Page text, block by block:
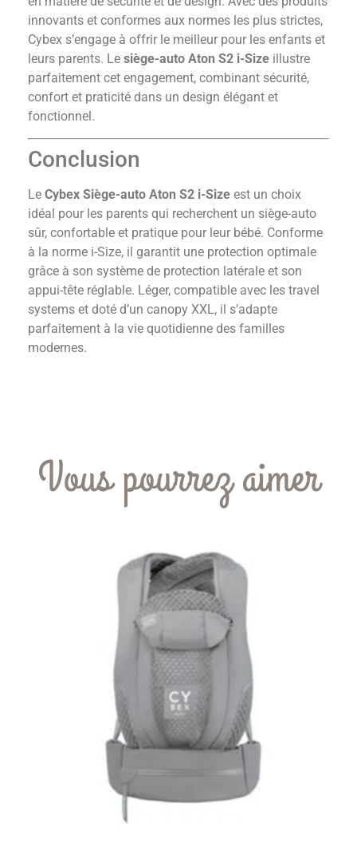
innovants et conformes aux normes les plus strictes,
Cybex s’engage à offrir le meilleur pour les enfants et
leurs parents. Le siège-auto Aton S2 i-Size illustre
parfaitement cet engagement, combinant sécurité,
confort et praticité dans un design élégant et
fonctionnel.
Conclusion
Le Cybex Siège-auto Aton S2 i-Size est un choix
idéal pour les parents qui recherchent un siège-auto
sûr, confortable et pratique pour leur bébé. Conforme
à la norme i-Size, il garantit une protection optimale
grâce à son système de protection latérale et son
appui-tête réglable. Léger, compatible avec les travel
systems et doté d’un canopy XXL, il s’adapte
parfaitement à la vie quotidienne des familles
modernes.
Vous pourrez aimer